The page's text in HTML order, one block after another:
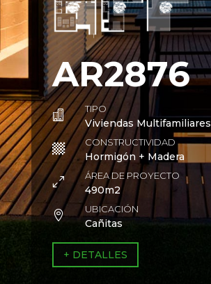
AR2876
 TIPO
Viviendas Multifamiliares

CONSTRUCTIVIDAD
Hormigón + Madera
0
ÁREA DE PROYECTO
490m2

UBICACIÓN
Cañitas
+ DETALLES